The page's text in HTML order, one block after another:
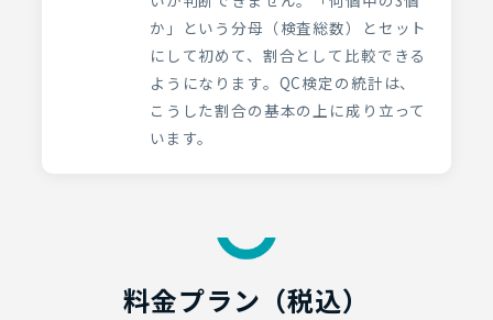
か」という分母（検査総数）とセット
にして初めて、割合として比較できる
ようになります。QC検定の統計は、
こうした割合の基本の上に成り立って
います。
料金プラン（税込）